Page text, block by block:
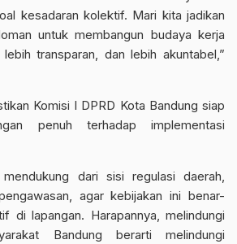
kesadaran kolektif. Mari kita jadikan
untuk membangun budaya kerja
transparan, dan lebih akuntabel,”
Komisi I DPRD Kota Bandung siap
penuh terhadap implementasi
dari sisi regulasi daerah,
agar kebijakan ini benar-
di lapangan. Harapannya, melindungi
Bandung berarti melindungi